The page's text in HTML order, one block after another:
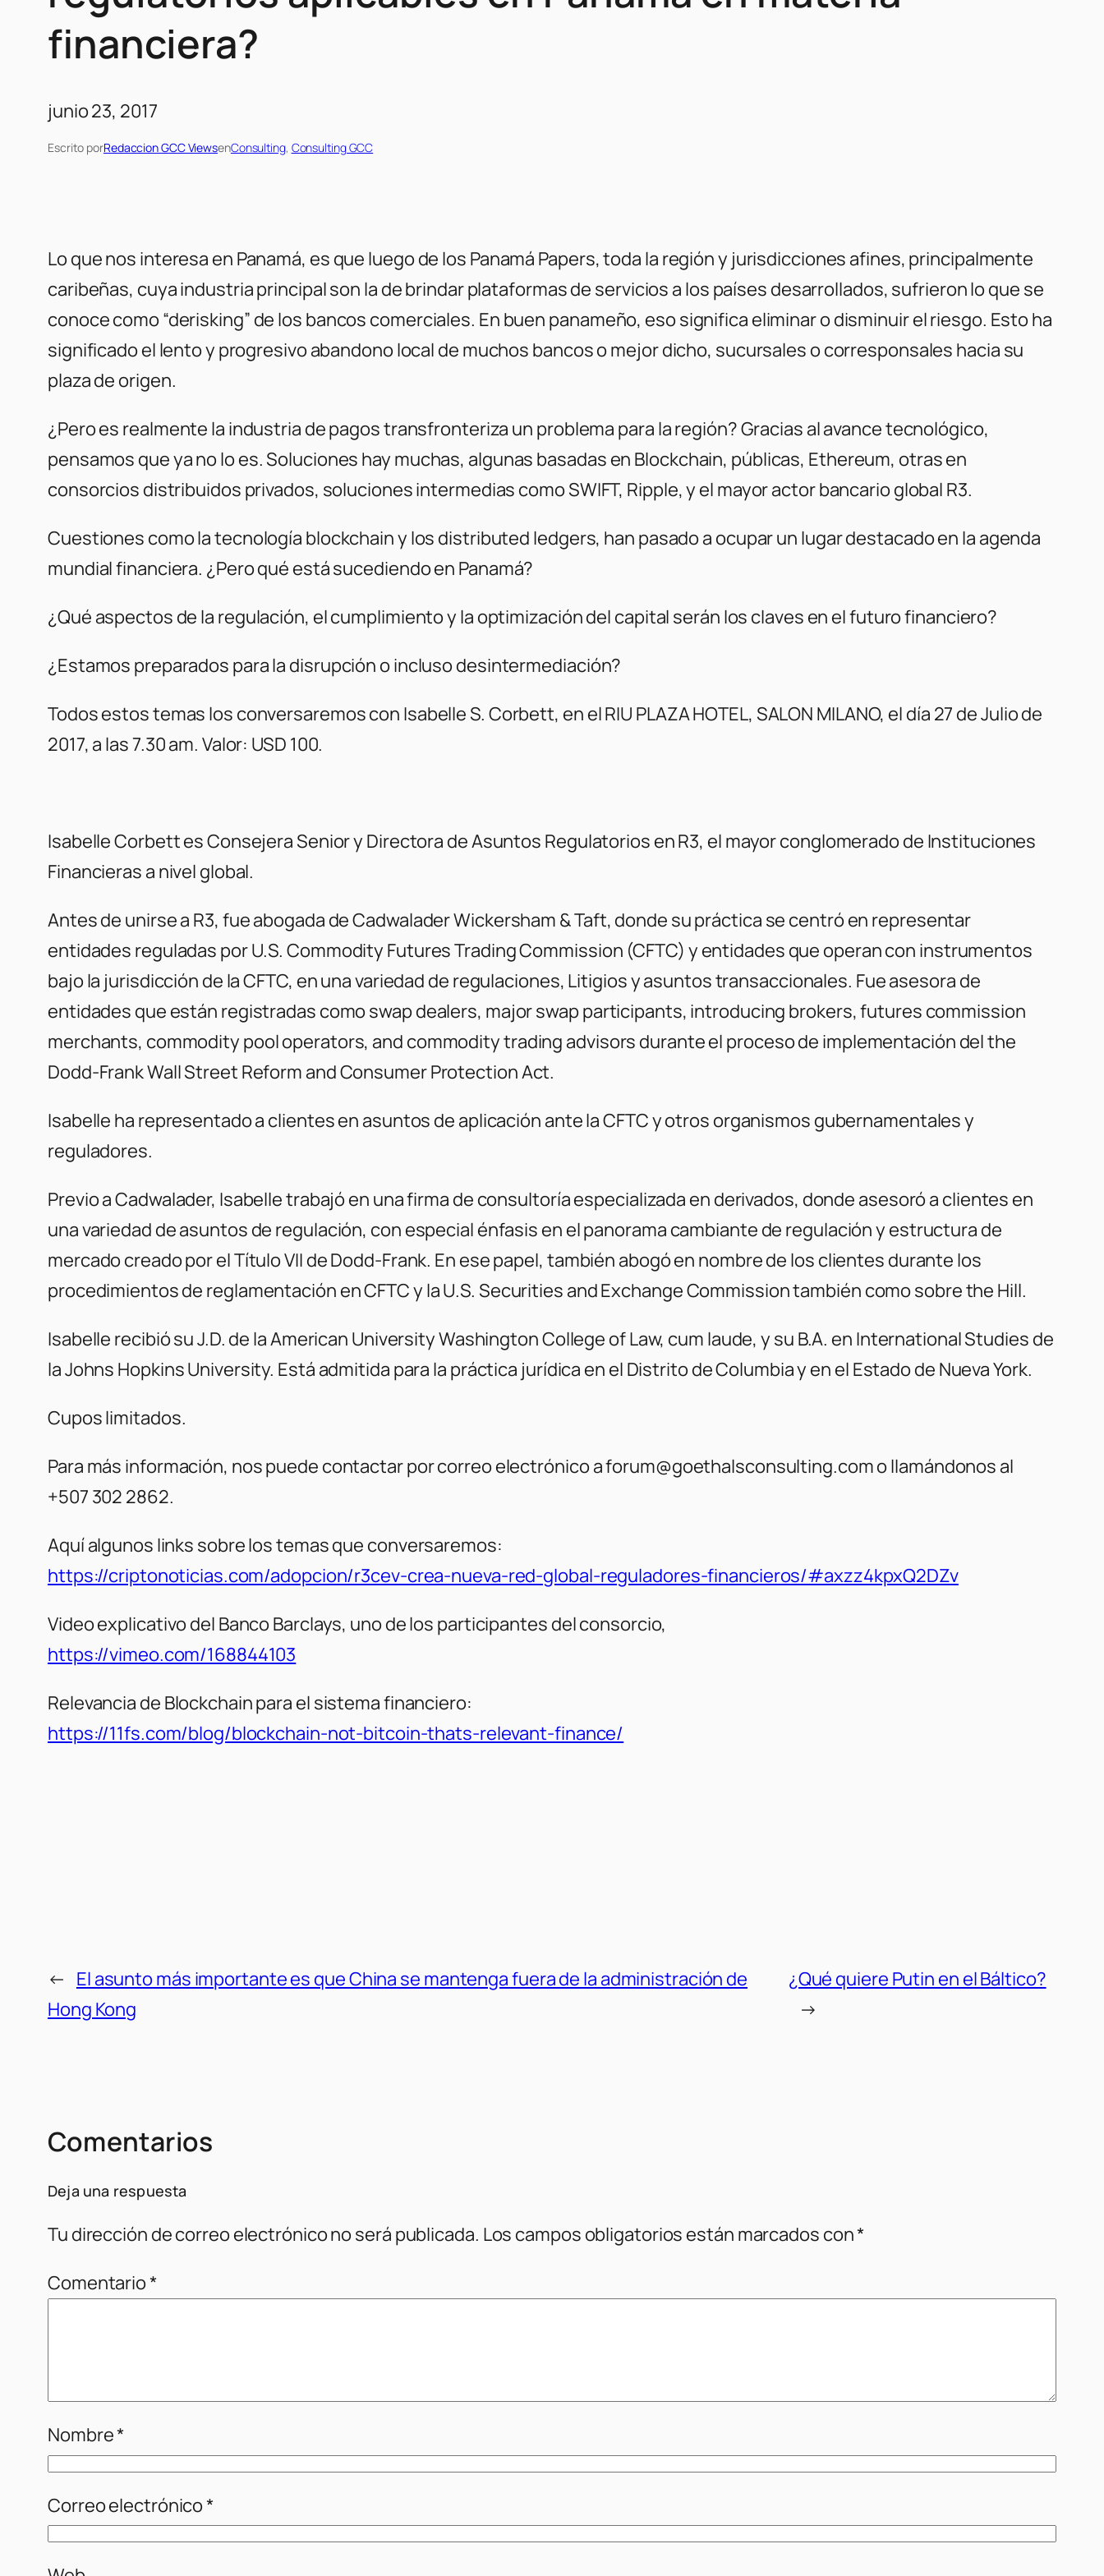
financiera?
junio 23, 2017
Escrito porRedaccion GCC ViewsenConsulting, Consulting GCC
Lo que nos interesa en Panamá, es que luego de los Panamá Papers, toda la región y jurisdicciones afines, principalmente
caribeñas, cuya industria principal son la de brindar plataformas de servicios a los países desarrollados, sufrieron lo que se
conoce como “derisking” de los bancos comerciales. En buen panameño, eso significa eliminar o disminuir el riesgo. Esto ha
significado el lento y progresivo abandono local de muchos bancos o mejor dicho, sucursales o corresponsales hacia su
plaza de origen.
¿Pero es realmente la industria de pagos transfronteriza un problema para la región? Gracias al avance tecnológico,
pensamos que ya no lo es. Soluciones hay muchas, algunas basadas en Blockchain, públicas, Ethereum, otras en
consorcios distribuidos privados, soluciones intermedias como SWIFT, Ripple, y el mayor actor bancario global R3.
Cuestiones como la tecnología blockchain y los distributed ledgers, han pasado a ocupar un lugar destacado en la agenda
mundial financiera. ¿Pero qué está sucediendo en Panamá?
¿Qué aspectos de la regulación, el cumplimiento y la optimización del capital serán los claves en el futuro financiero?
¿Estamos preparados para la disrupción o incluso desintermediación?
Todos estos temas los conversaremos con Isabelle S. Corbett, en el RIU PLAZA HOTEL, SALON MILANO, el día 27 de Julio de
2017, a las 7.30 am. Valor: USD 100.
Isabelle Corbett es Consejera Senior y Directora de Asuntos Regulatorios en R3, el mayor conglomerado de Instituciones
Financieras a nivel global.
Antes de unirse a R3, fue abogada de Cadwalader Wickersham & Taft, donde su práctica se centró en representar
entidades reguladas por U.S. Commodity Futures Trading Commission (CFTC) y entidades que operan con instrumentos
bajo la jurisdicción de la CFTC, en una variedad de regulaciones, Litigios y asuntos transaccionales. Fue asesora de
entidades que están registradas como swap dealers, major swap participants, introducing brokers, futures commission
merchants, commodity pool operators, and commodity trading advisors durante el proceso de implementación del the
Dodd-Frank Wall Street Reform and Consumer Protection Act.
Isabelle ha representado a clientes en asuntos de aplicación ante la CFTC y otros organismos gubernamentales y
reguladores.
Previo a Cadwalader, Isabelle trabajó en una firma de consultoría especializada en derivados, donde asesoró a clientes en
una variedad de asuntos de regulación, con especial énfasis en el panorama cambiante de regulación y estructura de
mercado creado por el Título VII de Dodd-Frank. En ese papel, también abogó en nombre de los clientes durante los
procedimientos de reglamentación en CFTC y la U.S. Securities and Exchange Commission también como sobre the Hill.
Isabelle recibió su J.D. de la American University Washington College of Law, cum laude, y su B.A. en International Studies de
la Johns Hopkins University. Está admitida para la práctica jurídica en el Distrito de Columbia y en el Estado de Nueva York.
Cupos limitados.
Para más información, nos puede contactar por correo electrónico a forum@goethalsconsulting.com o llamándonos al
+507 302 2862.
Aquí algunos links sobre los temas que conversaremos:
https://criptonoticias.com/adopcion/r3cev-crea-nueva-red-global-reguladores-financieros/#axzz4kpxQ2DZv
Video explicativo del Banco Barclays, uno de los participantes del consorcio,
https://vimeo.com/168844103
Relevancia de Blockchain para el sistema financiero:
https://11fs.com/blog/blockchain-not-bitcoin-thats-relevant-finance/
← El asunto más importante es que China se mantenga fuera de la administración de
Hong Kong
¿Qué quiere Putin en el Báltico?
→
Comentarios
Deja una respuesta
Tu dirección de correo electrónico no será publicada. Los campos obligatorios están marcados con*
Comentario*
Nombre*
Correo electrónico*